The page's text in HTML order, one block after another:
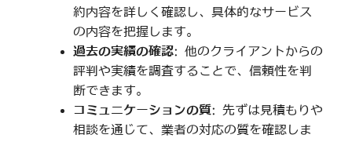
約内容を詳しく確認し、具体的なサービス
の内容を把握します。
過去の実績の確認: 他のクライアントからの
評判や実績を調査することで、信頼性を判
断できます。
コミュニケーションの質: 先ずは見積もりや
相談を通じて、業者の対応の質を確認しま